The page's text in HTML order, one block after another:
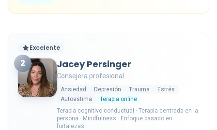
Excelente
2 Jacey Persinger
Consejera profesional
Ansiedad Depresión Trauma
Estrés
Autoestima
Terapia online
Terapia cognitivo-conductual · Terapia centrada en la
persona · Mindfulness · Enfoque basado en
fortalezas